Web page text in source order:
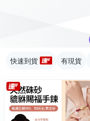
快速到貨 有現貨